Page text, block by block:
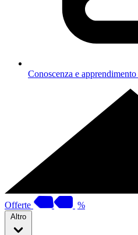
Conoscenza e apprendimento
Offerte %
Altro